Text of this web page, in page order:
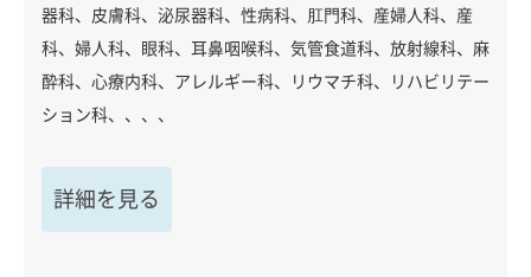
器科、皮膚科、泌尿器科、性病科、肛門科、産婦人科、産
科、婦人科、眼科、耳鼻咽喉科、気管食道科、放射線科、麻
酔科、心療内科、アレルギー科、リウマチ科、リハビリテー
ション科、、、、
詳細を見る